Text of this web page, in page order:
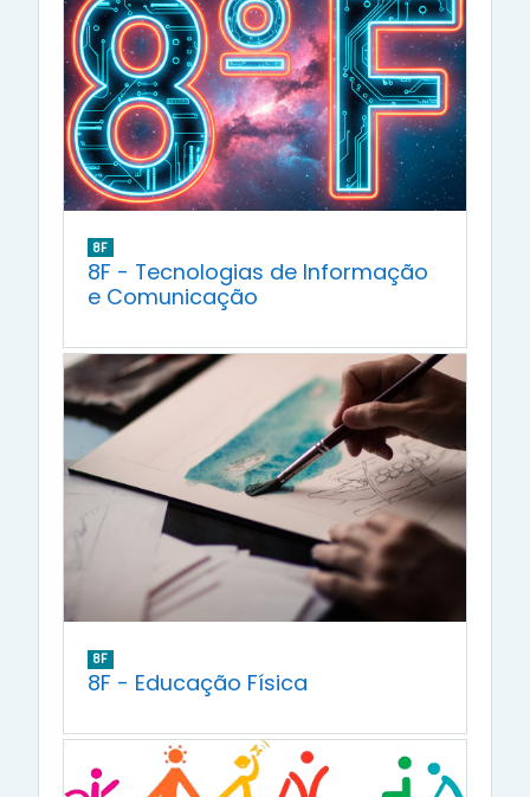
8F
8F - Tecnologias de Informação
e Comunicação
8F
8F - Educação Física